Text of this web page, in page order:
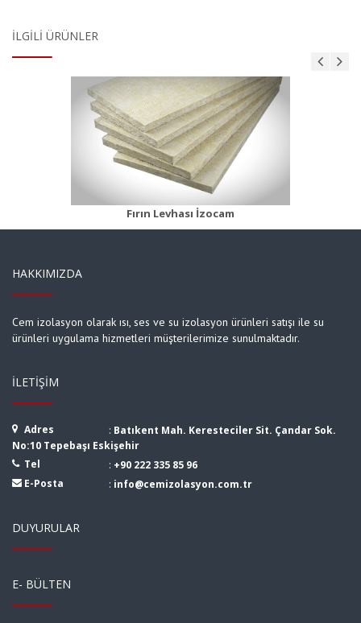
İLGILI ÜRÜNLER
Fırın Levhası İzocam
Fırın Şiltesi 55 Beyaz
Ürün Detayı
HAKKIMIZDA
Cem izolasyon olarak ısı, ses ve su izolasyon ürünleri satışı ile su
ürünleri uygulama hizmetleri müşterilerimize sunulmaktadır.
İLETIŞIM
Adres : Batıkent Mah. Keresteciler Sit. Çandar Sok.
No:10 Tepebaşı Eskişehir
Tel
: +90 222 335 85 96
E-Posta
: info@cemizolasyon.com.tr
DUYURULAR
E- BÜLTEN